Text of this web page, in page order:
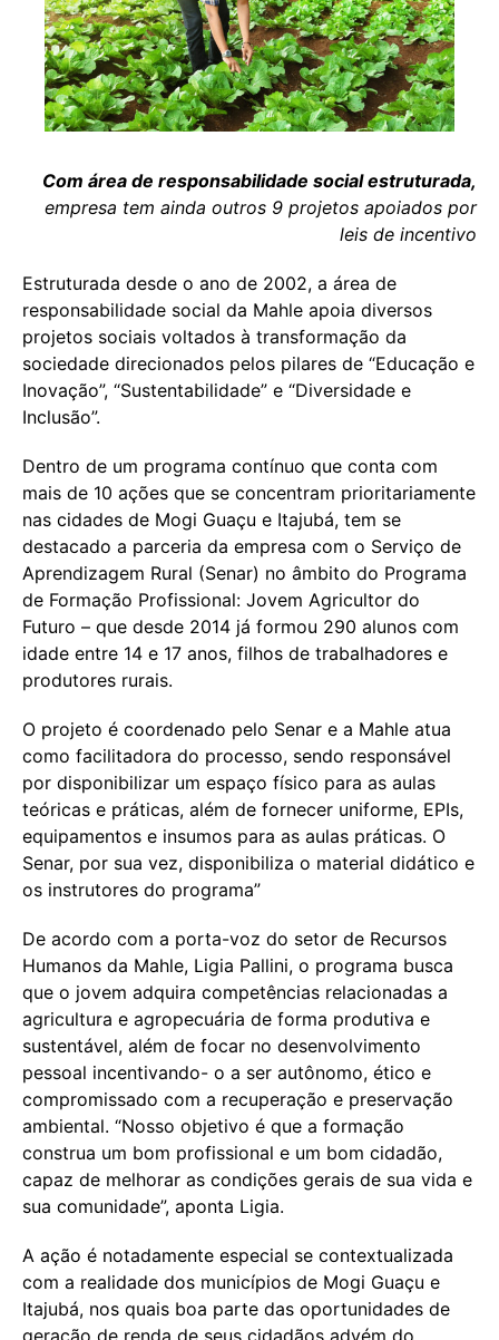
Com área de responsabilidade social estruturada,
empresa tem ainda outros 9 projetos apoiados por
leis de incentivo
Estruturada desde o ano de 2002, a área de
responsabilidade social da Mahle apoia diversos
projetos sociais voltados à transformação da
sociedade direcionados pelos pilares de “Educação e
Inovação”, “Sustentabilidade” e “Diversidade e
Inclusão”.
Dentro de um programa contínuo que conta com
mais de 10 ações que se concentram prioritariamente
nas cidades de Mogi Guaçu e Itajubá, tem se
destacado a parceria da empresa com o Serviço de
Aprendizagem Rural (Senar) no âmbito do Programa
de Formação Profissional: Jovem Agricultor do
Futuro – que desde 2014 já formou 290 alunos com
idade entre 14 e 17 anos, filhos de trabalhadores e
produtores rurais.
O projeto é coordenado pelo Senar e a Mahle atua
como facilitadora do processo, sendo responsável
por disponibilizar um espaço físico para as aulas
teóricas e práticas, além de fornecer uniforme, EPIs,
equipamentos e insumos para as aulas práticas. O
Senar, por sua vez, disponibiliza o material didático e
os instrutores do programa”
De acordo com a porta-voz do setor de Recursos
Humanos da Mahle, Ligia Pallini, o programa busca
que o jovem adquira competências relacionadas a
agricultura e agropecuária de forma produtiva e
sustentável, além de focar no desenvolvimento
pessoal incentivando- o a ser autônomo, ético e
compromissado com a recuperação e preservação
ambiental. “Nosso objetivo é que a formação
construa um bom profissional e um bom cidadão,
capaz de melhorar as condições gerais de sua vida e
sua comunidade”, aponta Ligia.
A ação é notadamente especial se contextualizada
com a realidade dos municípios de Mogi Guaçu e
Itajubá, nos quais boa parte das oportunidades de
geração de renda de seus cidadãos advém do